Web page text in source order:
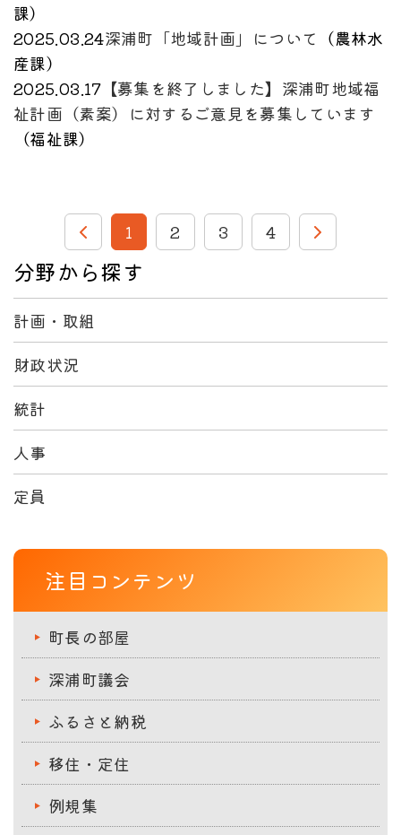
課）
2025.03.24深浦町「地域計画」について （農林水
産課）
2025.03.17【募集を終了しました】深浦町地域福
祉計画（素案）に対するご意見を募集しています
（福祉課）
1 2 3 4
分野から探す
計画・取組
財政状況
統計
人事
定員
注目コンテンツ
町長の部屋
深浦町議会
ふるさと納税
移住・定住
例規集